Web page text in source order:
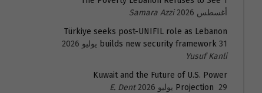
أغسطس 2026
Samara Azzi
Türkiye seeks post-UNIFIL role as Lebanon
builds new security framework 31 يوليو 2026
Yusuf Kanli
Kuwait and the Future of U.S. Power
Projection 29 يوليو 2026
E. Dent